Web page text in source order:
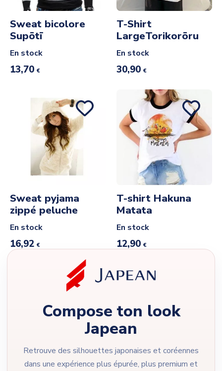
Sweat bicolore
Supōtī
En stock
13,70 €
T-Shirt
LargeTorikorōru
En stock
30,90 €
Sweat pyjama
zippé peluche
En stock
16,92 €
T-shirt Hakuna
Matata
En stock
12,90 €
Compose ton look
Japean
Retrouve des silhouettes japonaises et coréennes
dans une expérience plus épurée, plus premium et